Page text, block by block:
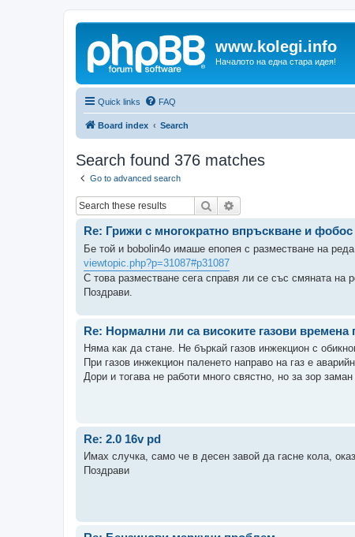
www.kolegi.info
Началото на една стара идея!
Quick links FAQ
Board index Search
Search found 376 matches
Go to advanced search
Search
Re: Грижи с многократно впръскване и фобос
Бе той и bobolin4o имаше епопея с разместване на реда
viewtopic.php?p=31087#p31087
С това разместване сега справя ли се със смяната на
Поздрави.
Re: Нормални ли са високите газови
Няма как да стане. Не бъркай газов инжекцион с
При газов инжекцион паленето направо на газ е
Дори и тогава не работи много свястно, но за зор
Re: 2.0 16v pd
Имах случка, само че в десен завой да гасне кола,
Поздрави